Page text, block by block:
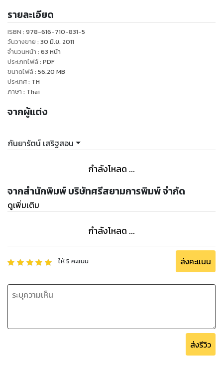
รายละเอียด
ISBN : 978-616-710-831-5
วันวางขาย : 30 มิ.ย. 2011
จำนวนหน้า : 63 หน้า
ประเภทไฟล์: PDF
ขนาดไฟล์: 56.20 MB
ประเทศ: TH
ภาษา : Thai
จากผู้แต่ง
กันยารัตน์ เสริฐสอน
กำลังโหลด ...
จากสำนักพิมพ์ บริษัทศรีสยามการพิมพ์ จำกัด
ดูเพิ่มเติม
กำลังโหลด ...
ให้5 คะแนน ส่งคะแนน
ส่งรีวิว